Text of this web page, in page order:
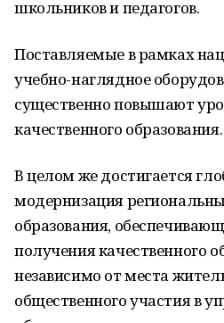
школьников и педагогов.
Поставляемые в рамках
учебно-наглядное
существенно повышают
качественного образования.
В целом же достигается
модернизация
образования,
получения качественного
независимо от места
общественного участия в